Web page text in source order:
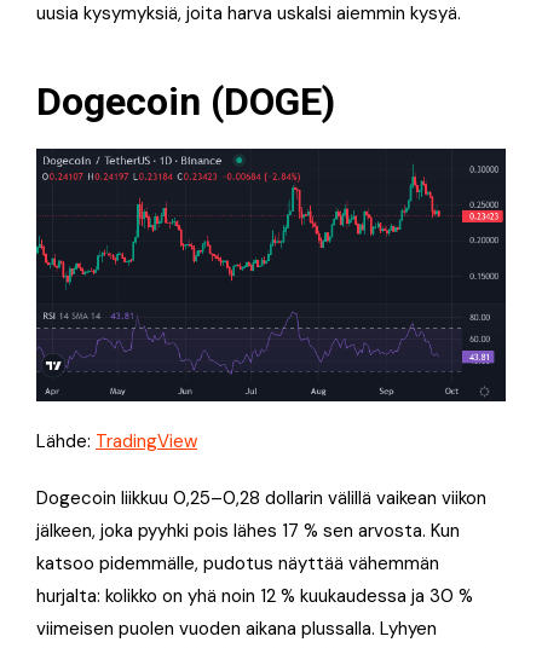
uusia kysymyksiä, joita harva uskalsi aiemmin kysyä.
Dogecoin (DOGE)
Lähde: TradingView
Dogecoin liikkuu 0,25–0,28 dollarin välillä vaikean viikon
jälkeen, joka pyyhki pois lähes 17 % sen arvosta. Kun
katsoo pidemmälle, pudotus näyttää vähemmän
hurjalta: kolikko on yhä noin 12 % kuukaudessa ja 30 %
viimeisen puolen vuoden aikana plussalla. Lyhyen